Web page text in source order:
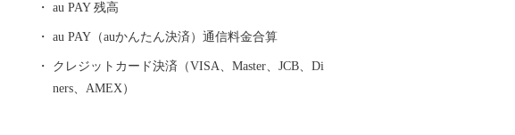
び廃屋の撤去を行い、統一感のある景観を創造。 2008
(平成20)年 景観行政団体となる。翌年に法委任条例制
定、景観計画を策定。 2012(平成24)年 「日本で最も美
au PAY 残高
au PAY（auかんたん決済）通信料金合算
クレジットカード決済（VISA、Master、JCB、Di
ners、AMEX）